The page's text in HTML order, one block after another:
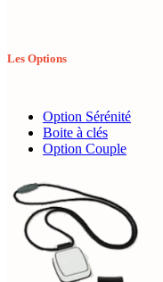
Les Options
Option Sérénité
Boite à clés
Option Couple